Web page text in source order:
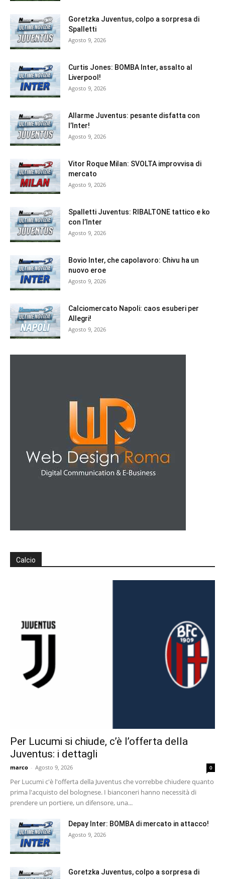
Goretzka Juventus, colpo a sorpresa di
Spalletti
Agosto 9, 2026
Curtis Jones: BOMBA Inter, assalto al
Liverpool!
Agosto 9, 2026
Allarme Juventus: pesante disfatta con
l’Inter!
Agosto 9, 2026
Vitor Roque Milan: SVOLTA improvvisa di
mercato
Agosto 9, 2026
Spalletti Juventus: RIBALTONE tattico e ko
con l’Inter
Agosto 9, 2026
Bovio Inter, che capolavoro: Chivu ha un
nuovo eroe
Agosto 9, 2026
Calciomercato Napoli: caos esuberi per
Allegri!
Agosto 9, 2026
Calcio
Per Lucumi si chiude, c’è l’offerta della
Juventus: i dettagli
marco - Agosto 9, 2026 0
Per Lucumi c'è l'offerta della Juventus che vorrebbe chiudere quanto
prima l'acquisto del bolognese. I bianconeri hanno necessità di
prendere un portiere, un difensore, una...
Depay Inter: BOMBA di mercato in attacco!
Agosto 9, 2026
Goretzka Juventus, colpo a sorpresa di